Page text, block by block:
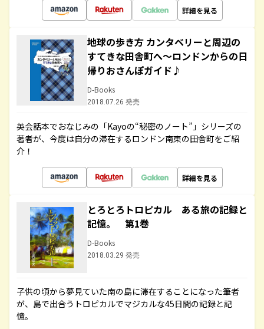
詳細を見る
地球の歩き方 カンタベリーと周辺の
すてきな田舎町へ～ロンドンからの日
帰りおさんぽガイド♪
D-Books
2018.07.26 発売
英会話本でおなじみの「Kayoの“秘密のノート”」シリーズの
著者が、今度は自分の滞在するロンドン南東の田舎町をご紹
介！
詳細を見る
とろとろトロピカル ある旅の記録と
記憶。 第1巻
D-Books
2018.03.29 発売
子供の頃から夢見ていた南の島に滞在することになった筆者
が、島で出合うトロピカルでマジカルな45日間の記録と記
憶。